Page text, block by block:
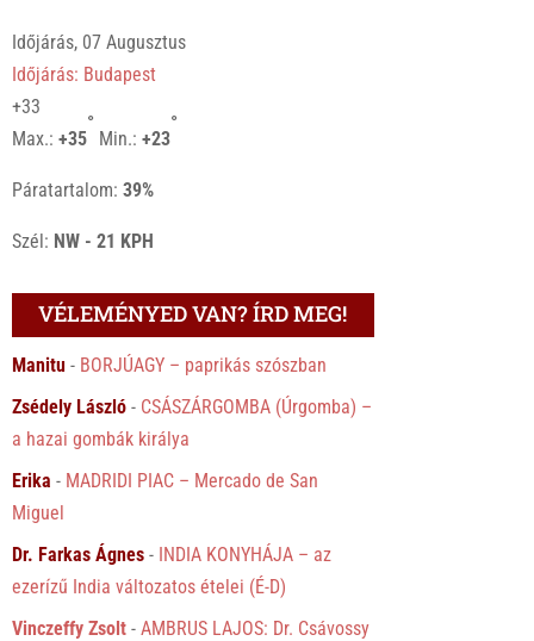
Időjárás, 07 Augusztus
Időjárás: Budapest
+33
Max.:+35
°
Min.:+23
°
Páratartalom:39%
Szél: NW - 21 KPH
VÉLEMÉNYED VAN? ÍRD MEG!
Manitu - BORJÚAGY – paprikás szószban
Zsédely László - CSÁSZÁRGOMBA (Úrgomba) –
a hazai gombák királya
Erika - MADRIDI PIAC – Mercado de San
Miguel
Dr. Farkas Ágnes - INDIA KONYHÁJA – az
ezerízű India változatos ételei (É-D)
Vinczeffy Zsolt -AMBRUS LAJOS: Dr. Csávossy